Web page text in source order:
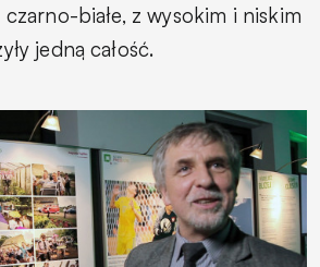
białe, z wysokim i niskim
jedną całość.